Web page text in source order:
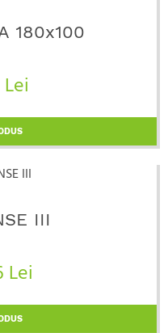
180x100
Lei
III
Lei